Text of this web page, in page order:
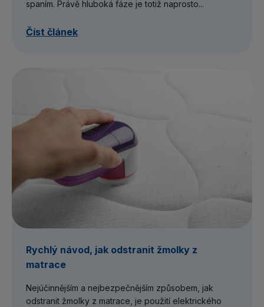
spaním. Právě hluboká fáze je totiž naprosto...
Číst článek
Rychlý návod, jak odstranit žmolky z
matrace
Nejúčinnějším a nejbezpečnějším způsobem, jak
odstranit žmolky z matrace, je použití elektrického